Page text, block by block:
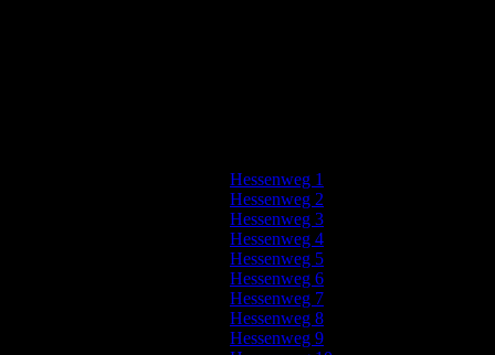
Hessenweg 1
Hessenweg 2
Hessenweg 3
Hessenweg 4
Hessenweg 5
Hessenweg 6
Hessenweg 7
Hessenweg 8
Hessenweg 9